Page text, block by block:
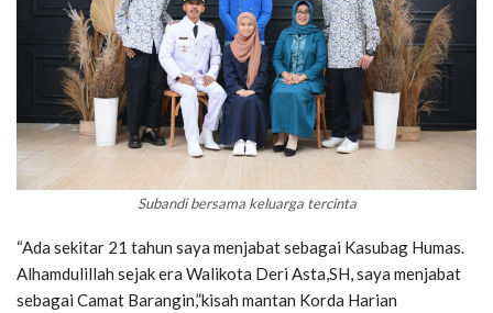
Subandi bersama keluarga tercinta
“Ada sekitar 21 tahun saya menjabat sebagai Kasubag Humas.
Alhamdulillah sejak era Walikota Deri Asta,SH, saya menjabat
sebagai Camat Barangin,”kisah mantan Korda Harian